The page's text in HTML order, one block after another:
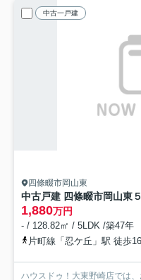
中古一戸建
四條畷市岡山東
中古戸建 四條畷市岡山東
1,880万円
- / 128.82㎡ / 5LDK /築47年
片町線「忍ケ丘」駅 徒歩
ハウスドゥ！大東野崎店では